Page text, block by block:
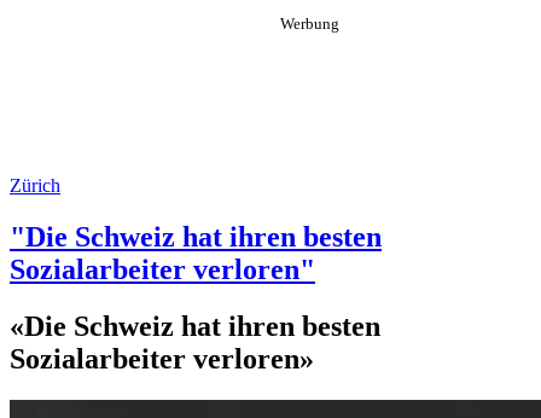
Zürich
"Die Schweiz hat ihren besten
Sozialarbeiter verloren"
«Die Schweiz hat ihren besten
Sozialarbeiter verloren»